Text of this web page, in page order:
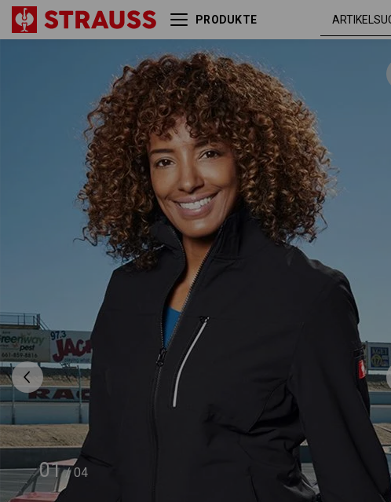
PRODUKTE
01 / 04
Funktions Bundjacke
e.s.dynashield, Damen
schwarz